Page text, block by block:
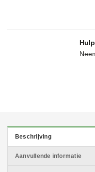
Beschrijving
Aanvullende informatie